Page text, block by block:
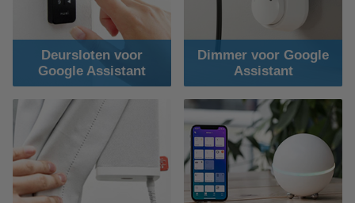
Deursloten voor
Google Assistant
Dimmer voor Google
Assistant